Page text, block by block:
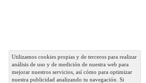
Utilizamos cookies propias y de terceros para realizar
análisis de uso y de medición de nuestra web para
mejorar nuestros servicios, así cómo para optimizar
nuestra publicidad analizando tu navegación. Si